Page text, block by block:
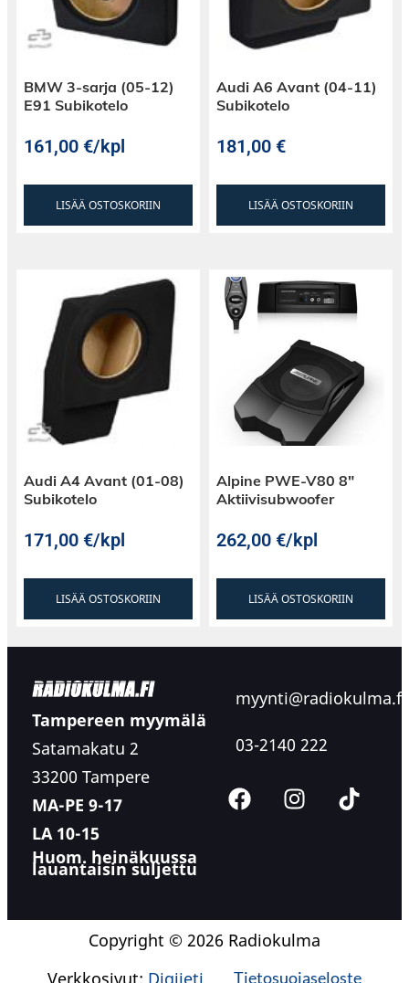
BMW 3-sarja (05-12)
E91 Subikotelo
161,00€/kpl
LISÄÄ OSTOSKORIIN
Audi A6 Avant (04-11)
Subikotelo
181,00€
LISÄÄ OSTOSKORIIN
Audi A4 Avant (01-08)
Subikotelo
171,00€/kpl
LISÄÄ OSTOSKORIIN
Alpine PWE-V80 8″
Aktiivisubwoofer
262,00€/kpl
LISÄÄ OSTOSKORIIN
Tampereen myymälä
Satamakatu 2
33200 Tampere
MA-PE 9-17
LA 10-15
Huom. heinäkuussa
lauantaisin suljettu
myynti@radiokulma.fi
03-2140 222
Copyright © 2026 Radiokulma
Tietosuojaseloste